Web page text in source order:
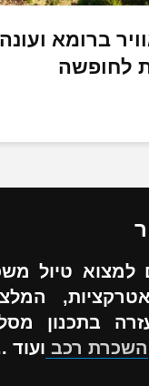
ברומא ועונה
לחופשה
למצוא טיול
בתכנון
השכרת רכב ועוד